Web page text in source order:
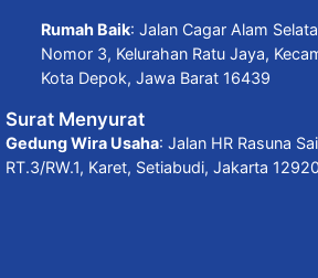
Rumah Baik: Jalan Cagar Alam
Nomor 3, Kelurahan Ratu Jaya,
Kota Depok, Jawa Barat 16439
Surat Menyurat
Gedung Wira Usaha: Jalan HR Rasuna
RT.3/RW.1, Karet, Setiabudi, Jakarta 12920